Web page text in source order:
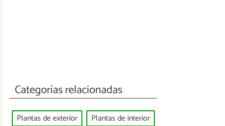
Categorías relacionadas
Plantas de exterior
Plantas de interior